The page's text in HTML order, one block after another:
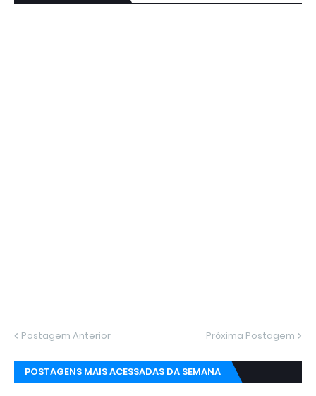
Postagem Anterior Próxima Postagem
POSTAGENS MAIS ACESSADAS DA SEMANA